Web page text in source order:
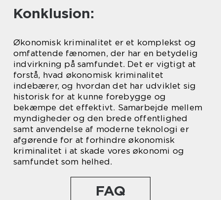
Konklusion:
Økonomisk kriminalitet er et komplekst og
omfattende fænomen, der har en betydelig
indvirkning på samfundet. Det er vigtigt at
forstå, hvad økonomisk kriminalitet
indebærer, og hvordan det har udviklet sig
historisk for at kunne forebygge og
bekæmpe det effektivt. Samarbejde mellem
myndigheder og den brede offentlighed
samt anvendelse af moderne teknologi er
afgørende for at forhindre økonomisk
kriminalitet i at skade vores økonomi og
samfundet som helhed.
FAQ